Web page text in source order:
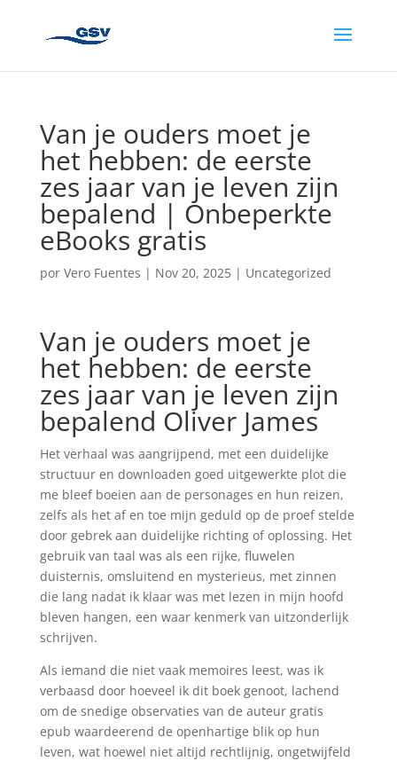
Van je ouders moet je
het hebben: de eerste
zes jaar van je leven zijn
bepalend | Onbeperkte
eBooks gratis
por Vero Fuentes | Nov 20, 2025| Uncategorized
Van je ouders moet je
het hebben: de eerste
zes jaar van je leven zijn
bepalend Oliver James
Het verhaal was aangrijpend, met een duidelijke
structuur en downloaden goed uitgewerkte plot die
me bleef boeien aan de personages en hun reizen,
zelfs als het af en toe mijn geduld op de proef stelde
door gebrek aan duidelijke richting of oplossing. Het
gebruik van taal was als een rijke, fluwelen
duisternis, omsluitend en mysterieus, met zinnen
die lang nadat ik klaar was met lezen in mijn hoofd
bleven hangen, een waar kenmerk van uitzonderlijk
schrijven.
Als iemand die niet vaak memoires leest, was ik
verbaasd door hoeveel ik dit boek genoot, lachend
om de snedige observaties van de auteur gratis
epub waardeerend de openhartige blik op hun
leven, wat hoewel niet altijd rechtlijnig, ongetwijfeld